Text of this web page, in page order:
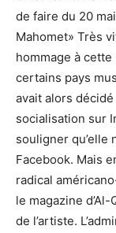
de faire du 20
Mahomet» Très
hommage à
certains pays
avait alors décidé
socialisation sur
souligner qu’elle
Facebook. Mais
radical
le magazine
de l’artiste.